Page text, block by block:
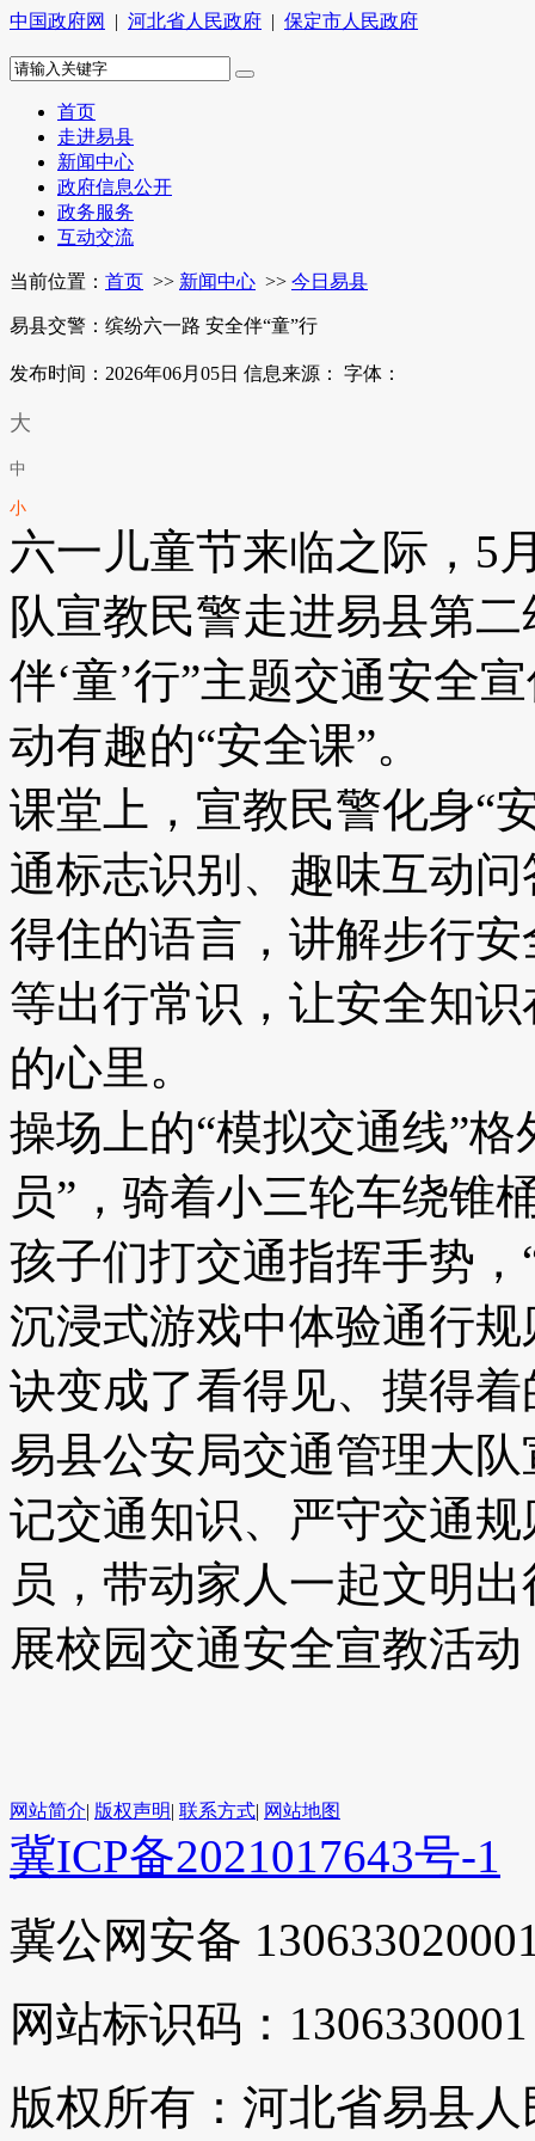
中国政府网 | 河北省人民政府 | 保定市人民政府
首页
走进易县
新闻中心
政府信息公开
政务服务
互动交流
当前位置： 首页 >> 新闻中心 >> 今日易县
易县交警：缤纷六一路 安全伴“童”行
发布时间：2026年06月05日 信息来源： 字体：
大
中
小
六一儿童节来临之际，5
队宣教民警走进易县第
伴‘童’行”主题交通安全
动有趣的“安全课”。
课堂上，宣教民警化身“
通标志识别、趣味互动
得住的语言，讲解步行
等出行常识，让安全知
的心里。
操场上的“模拟交通线”
员”，骑着小三轮车绕锥
孩子们打交通指挥手势
沉浸式游戏中体验通行
诀变成了看得见、摸得
易县公安局交通管理大
记交通知识、严守交通
员，带动家人一起文明
展校园交通安全宣教活
网站简介| 版权声明| 联系方式| 网站地图
冀ICP备2021017643号-1
冀公网安备
网站标识码：1306330001
版权所有：河北省易县